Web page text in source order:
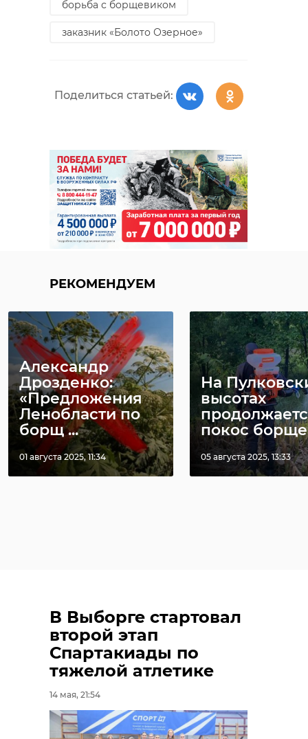
борьба с борщевиком
заказник «Болото Озерное»
Поделиться статьей:
РЕКОМЕНДУЕМ
Александр
Дрозденко:
«Предложения
Ленобласти по
борщ ...
01 августа 2025, 11:34
На
высотах
покос
05 августа 2025, 13:33
В Выборге стартовал
второй этап
Спартакиады по
тяжелой атлетике
14 мая, 21:54